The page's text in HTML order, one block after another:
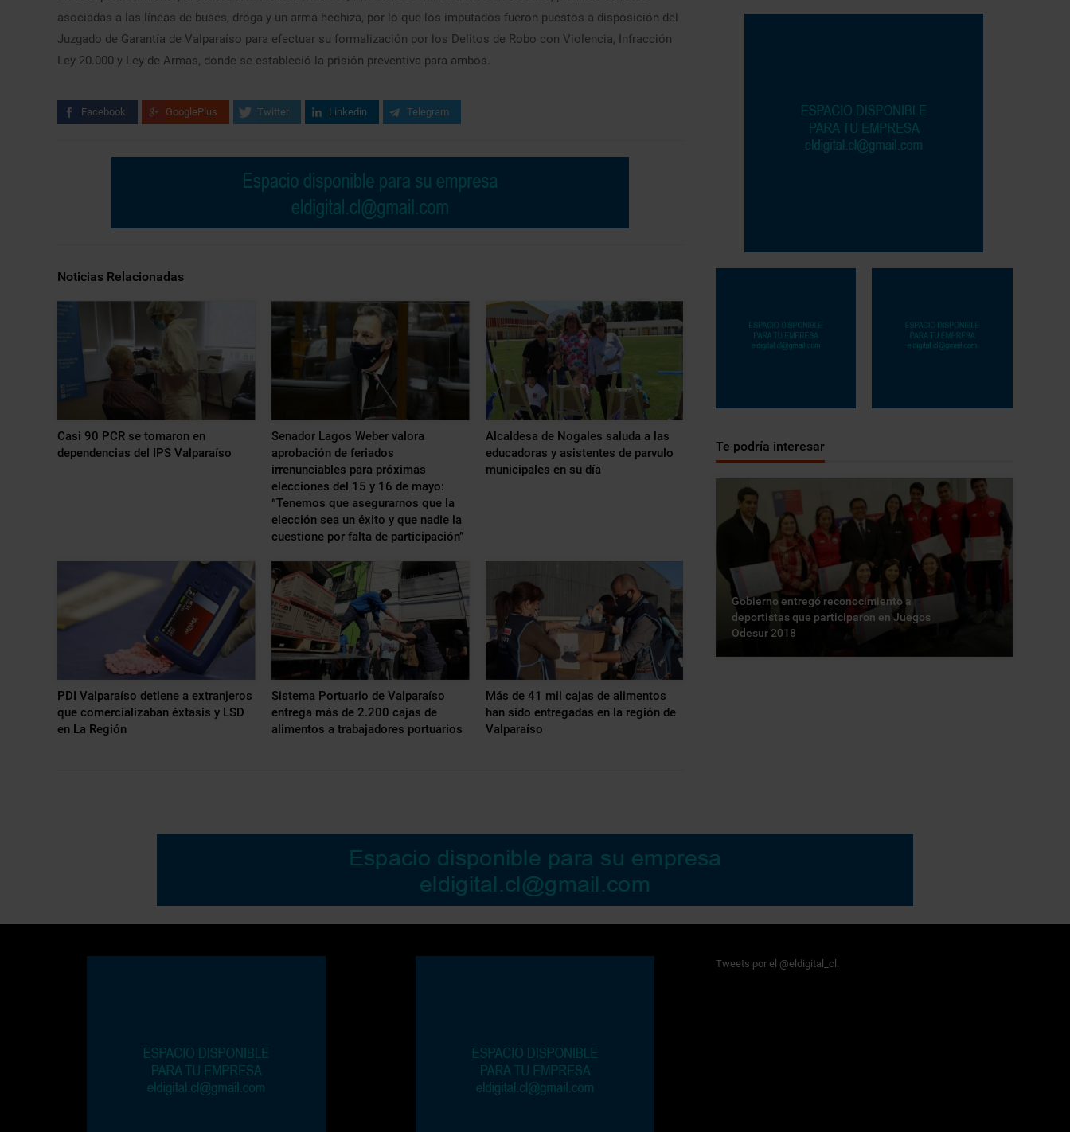
asociadas a las líneas de buses, droga y un arma hechiza, por lo que los imputados fueron puestos a disposición del
Juzgado de Garantía de Valparaíso para efectuar su formalización por los Delitos de Robo con Violencia, Infracción
Ley 20.000 y Ley de Armas, donde se estableció la prisión preventiva para ambos.
Facebook GooglePlus Twitter Linkedin Telegram
Noticias Relacionadas
Casi 90 PCR se tomaron en
dependencias del IPS Valparaíso
Senador Lagos Weber valora
aprobación de feriados
irrenunciables para próximas
elecciones del 15 y 16 de mayo:
“Tenemos que asegurarnos que la
elección sea un éxito y que nadie la
cuestione por falta de participación”
Alcaldesa de Nogales saluda a las
educadoras y asistentes de parvulo
municipales en su día
PDI Valparaíso detiene a extranjeros
que comercializaban éxtasis y LSD
en La Región
Sistema Portuario de Valparaíso
entrega más de 2.200 cajas de
alimentos a trabajadores portuarios
Más de 41 mil cajas de alimentos
han sido entregadas en la región de
Valparaíso
Te podría interesar
Gobierno entregó reconocimiento a
deportistas que participaron en Juegos
Odesur 2018
Tweets por el @eldigital_cl.